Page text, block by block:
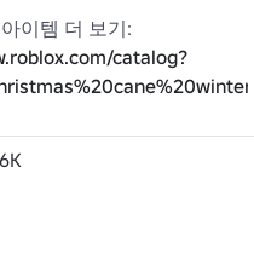
catalog?